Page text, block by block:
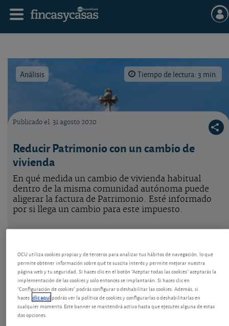
Análisis Tiempo de lectura: 3 min.
Publicado el 31 agosto 2020
Reducir Patrimonio con un cambio de
vivienda
En qué medida un cambio de vivienda habitual
dentro de la misma comunidad autónoma puede
aligerar la factura de Patrimonio. Esté informado
por si llega un cambio para este impuesto.
reducción del Impuesto de Patrimonio
Ante la posibilidad de un endurecimiento del
Impuesto de Patrimonio, hemos visto laopción de
reducir este Impuesto limitando la base imponible
de su IRPF
OCU utiliza cookies propias y de terceros para analizar tus hábitos de navegación, lo que
permite obtener información sobre qué te suscita interés y permite mejorar nuestra
página web y tu seguridad. Si haces clic en el botón "Aceptar todas las cookies" aceptarás la
implementación de las cookies y solo entonces se implantarán. Si haces clic en
"Configuración de cookies" podrás configurar o deshabilitar las cookies. Además, si
haces clic aquípodrás ver la política de cookies y configurarlas o deshabilitarlas en
cualquier momento. Este banner se mantendrá activo hasta que ejecutes alguna de estas
dos opciones.